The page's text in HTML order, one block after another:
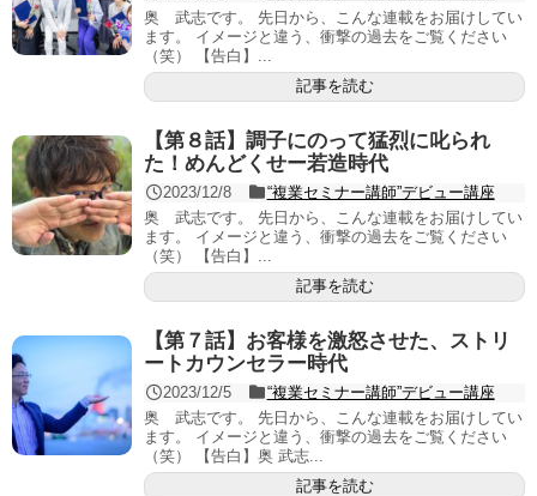
奥 武志です。 先日から、こんな連載をお届けしてい
ます。 イメージと違う、衝撃の過去をご覧ください
（笑） 【告白】...
記事を読む
【第８話】調子にのって猛烈に叱られ
た！めんどくせー若造時代
2023/12/8
“複業セミナー講師”デビュー講座
奥 武志です。 先日から、こんな連載をお届けしてい
ます。 イメージと違う、衝撃の過去をご覧ください
（笑） 【告白】...
記事を読む
【第７話】お客様を激怒させた、ストリ
ートカウンセラー時代
2023/12/5
“複業セミナー講師”デビュー講座
奥 武志です。 先日から、こんな連載をお届けしてい
ます。 イメージと違う、衝撃の過去をご覧ください
（笑） 【告白】奥 武志...
記事を読む